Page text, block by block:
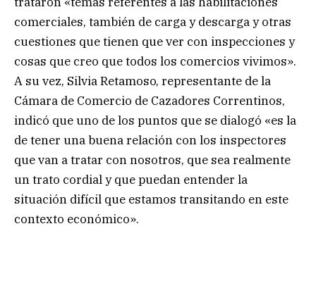
comerciales, también de carga y descarga y otras
cuestiones que tienen que ver con inspecciones y
cosas que creo que todos los comercios vivimos».
A su vez, Silvia Retamoso, representante de la
Cámara de Comercio de Cazadores Correntinos,
indicó que uno de los puntos que se dialogó «es la
de tener una buena relación con los inspectores
que van a tratar con nosotros, que sea realmente
un trato cordial y que puedan entender la
situación difícil que estamos transitando en este
contexto económico».